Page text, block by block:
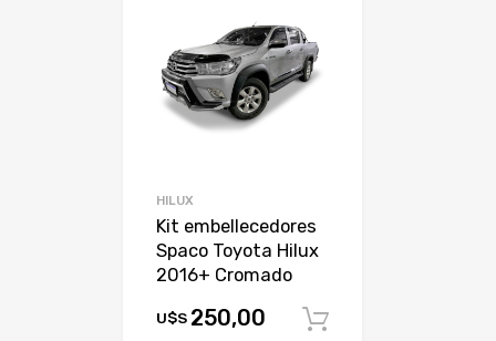
HILUX
Kit embellecedores
Spaco Toyota Hilux
2016+ Cromado
U$S 250,00